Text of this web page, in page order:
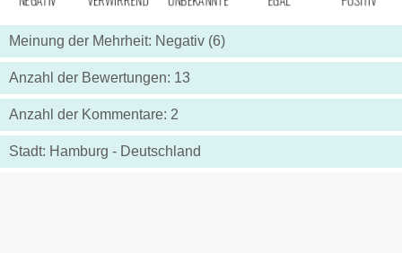
Meinung der Mehrheit: Negativ (6)
Anzahl der Bewertungen: 13
Anzahl der Kommentare: 2
Stadt: Hamburg - Deutschland